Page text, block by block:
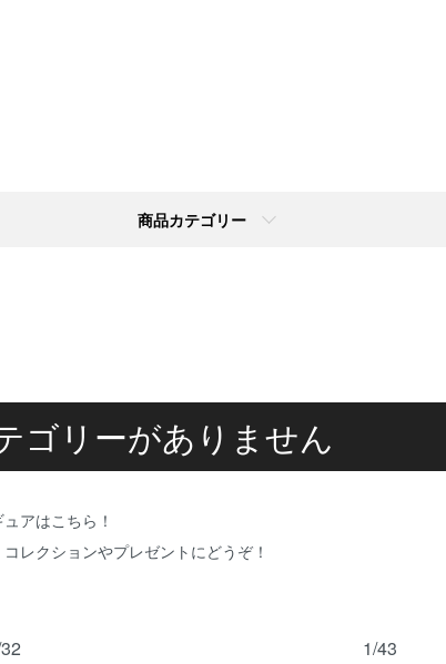
商品カテゴリー
ゴリーがありません
アはこちら！
レクションやプレゼントにどうぞ！
1/43